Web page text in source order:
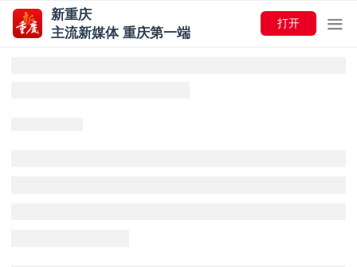
新重庆
主流新媒体 重庆第一端
打开